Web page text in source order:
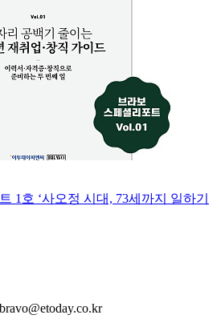
1호 ‘사오정 시대, 73세까지 일하기